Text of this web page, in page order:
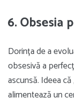
6. Obsesia
Dorința de a
obsesivă a
ascunsă. Ideea
alimentează un